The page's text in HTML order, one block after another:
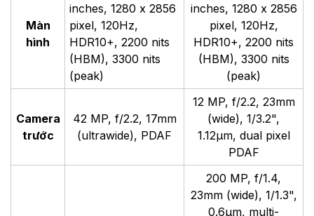
Màn
hình
inches, 1280 x 2856
pixel, 120Hz,
HDR10+, 2200 nits
(HBM), 3300 nits
(peak)
inches, 1280 x 2856
pixel, 120Hz,
HDR10+, 2200 nits
(HBM), 3300 nits
(peak)
Camera
trước
42 MP, f/2.2, 17mm
(ultrawide), PDAF
12 MP, f/2.2, 23mm
(wide), 1/3.2",
1.12µm, dual pixel
PDAF
200 MP, f/1.4,
23mm (wide), 1/1.3",
0.6µm, multi-